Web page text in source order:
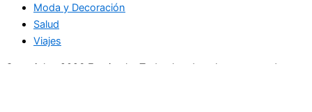
Moda y Decoración
Salud
Viajes
Copyright+2026 En circulo. Todos los derechos reservados